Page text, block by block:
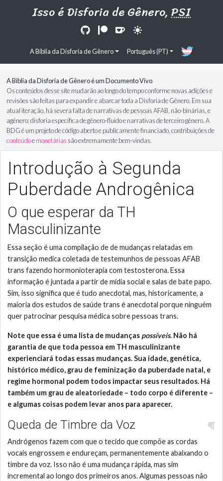
Isso é Disforia de Gênero,PSI
A Bíblia da Disforia de Gênero Português (PT)
A Bíblia da Disforia de Gênero é um Documento Vivo
Os conteúdos desse site mudarão ao longo do tempo conforme novas adições e
revisões são feitas para expandir e abarcar toda a Disforia de Gênero. Em sua
atual iteração, há severa falta de narrativas de pessoas AFAB, não-binárias, e
agênero; disforia específica de gênero-fluido e narrativas de terceiro gênero. A
BDGé um projeto de código aberto e publicamente financiado, contribuições de
conteúdoemonetárias são extremamente bem-vindas.
Introdução à Segunda
Puberdade Androgênica
O que esperar da TH
Masculinizante
Essa seção é uma compilação de de mudanças relatadas em
transição medica coletada de testemunhos de pessoas AFAB
trans fazendo hormonioterapia com testosterona. Essa
informação é juntada a partir de mídia social e salas de bate papo.
Sim, isso significa que é tudo anecdotal, mas, historicamente, a
maioria dos estudos de saúde trans é anecdotal porque ninguém
quer patrocinar pesquisa médica sobre pessoas trans.
Note que essa é uma lista de mudanças possíveis. Não há
garantia de que toda pessoa em TH masculinizante
experienciará todas essas mudanças. Sua idade, genética,
histórico médico, grau de feminização da puberdade natal, e
regime hormonal podem todos impactar seus resultados. Há
também um grau de aleatoriedade – todo corpo é diferente –
e algumas coisas podem levar anos para aparecer.
Queda de Timbre da Voz
Andrógenos fazem com que o tecido que compõe as cordas
vocais engrossem e endureçam, permanentemente abaixando o
timbre da voz. Isso não é uma mudança rápida, mas sim
incremental ao longo dos primeiros anos. Algumas pessoas não